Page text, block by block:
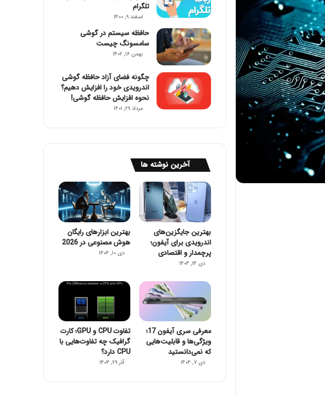
تلگرام
اسفند ۹, ۱۴۰۰
حافظه سیستم در گوشی
سامسونگ چیست
بهمن ۱۶, ۱۴۰۲
چگونه فضای آزاد حافظه گوشی
اندرویدی خود را افزایش دهیم؟
نحوه افزایش حافظه گوشی!
مرداد ۲۹, ۱۴۰۱
آخرین نوشته ها
بهترین جایگزین‌های
اندرویدی برای آیفون؛
پرچمدار و اقتصادی
دی ۱۴, ۱۴۰۴
بهترین ابزارهای رایگان
هوش مصنوعی در 2026
دی ۱۰, ۱۴۰۴
معرفی سری آیفون 17؛
ویژگی‌ها و قابلیت‌هایی
که نمی‌دانستید
دی ۷, ۱۴۰۴
تفاوت CPU و GPU؛ کارت
گرافیک چه تفاوت‌هایی با
CPU دارد؟
آذر ۲۹, ۱۴۰۴